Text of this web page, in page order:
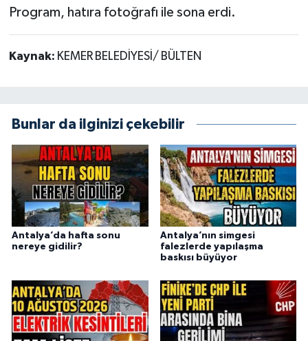
Program, hatıra fotoğrafı ile sona erdi.
Kaynak: KEMER BELEDİYESİ/ BÜLTEN
Bunlar da ilginizi çekebilir
Antalya’da hafta sonu
nereye gidilir?
Antalya’nın simgesi
falezlerde yapılaşma
baskısı büyüyor